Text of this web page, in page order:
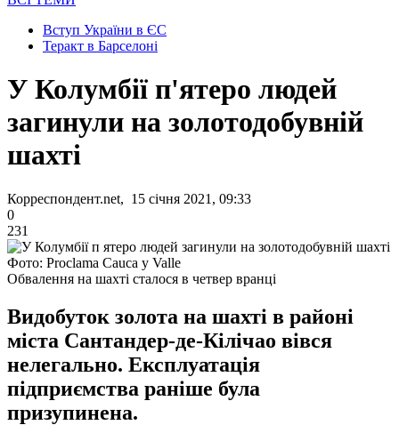
Вступ України в ЄС
Теракт в Барселоні
У Колумбії п'ятеро людей
загинули на золотодобувній
шахті
Корреспондент.net, 15 січня 2021, 09:33
0
231
Фото: Proclama Cauca y Valle
Обвалення на шахті сталося в четвер вранці
Видобуток золота на шахті в районі
міста Сантандер-де-Кілічао вівся
нелегально. Експлуатація
підприємства раніше була
призупинена.